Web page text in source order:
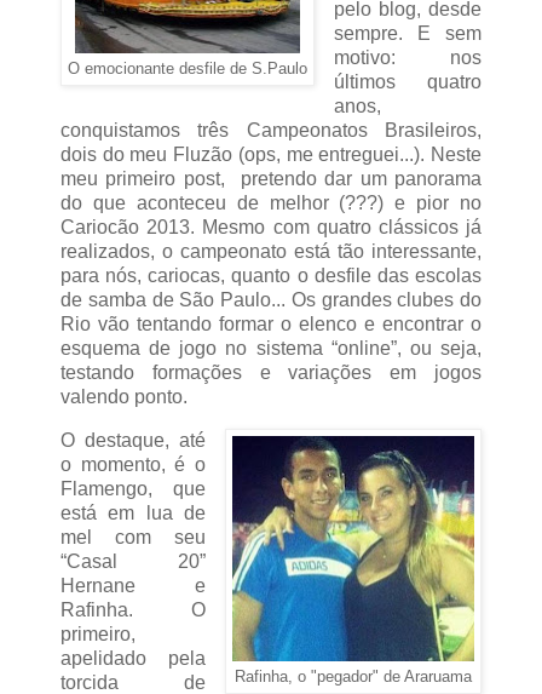
O emocionante desfile de S.Paulo
pelo blog, desde
sempre. E sem
motivo: nos
últimos quatro
anos,
conquistamos três Campeonatos Brasileiros,
dois do meu Fluzão (ops, me entreguei...). Neste
meu primeiro post, pretendo dar um panorama
do que aconteceu de melhor (???) e pior no
Cariocão 2013. Mesmo com quatro clássicos já
realizados, o campeonato está tão interessante,
para nós, cariocas, quanto o desfile das escolas
de samba de São Paulo... Os grandes clubes do
Rio vão tentando formar o elenco e encontrar o
esquema de jogo no sistema “online”, ou seja,
testando formações e variações em jogos
valendo ponto.
Rafinha, o "pegador" de Araruama
O destaque, até
o momento, é o
Flamengo, que
está em lua de
mel com seu
“Casal 20”
Hernane e
Rafinha. O
primeiro,
apelidado pela
torcida de